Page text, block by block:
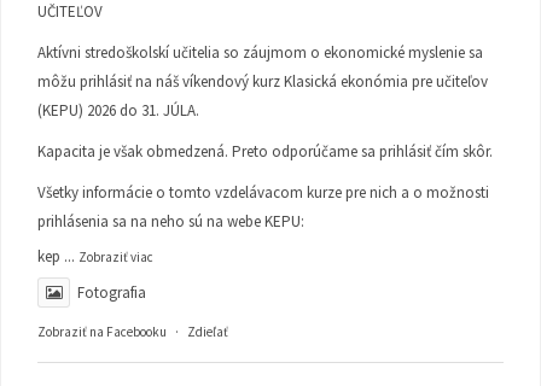
UČITEĽOV
Aktívni stredoškolskí učitelia so záujmom o ekonomické myslenie sa
môžu prihlásiť na náš víkendový kurz Klasická ekonómia pre učiteľov
(KEPU) 2026 do 31. JÚLA.
Kapacita je však obmedzená. Preto odporúčame sa prihlásiť čím skôr.
Všetky informácie o tomto vzdelávacom kurze pre nich a o možnosti
prihlásenia sa na neho sú na webe KEPU:
kep ... Zobraziť viac
Fotografia
Zobraziť na Facebooku · Zdieľať